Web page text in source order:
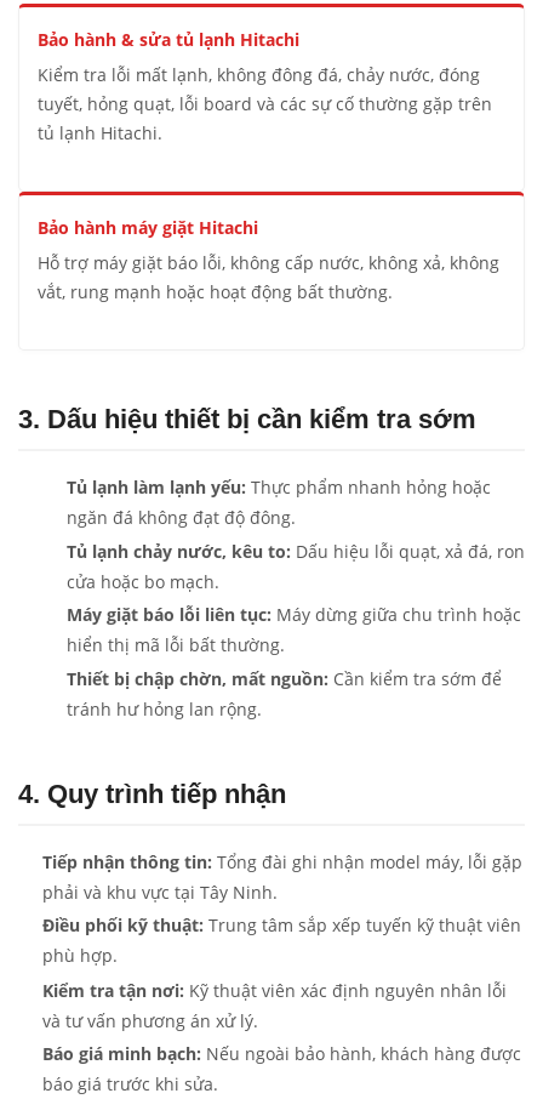
Bảo hành & sửa tủ lạnh Hitachi
Kiểm tra lỗi mất lạnh, không đông đá, chảy nước, đóng
tuyết, hỏng quạt, lỗi board và các sự cố thường gặp trên
tủ lạnh Hitachi.
Bảo hành máy giặt Hitachi
Hỗ trợ máy giặt báo lỗi, không cấp nước, không xả, không
vắt, rung mạnh hoặc hoạt động bất thường.
3. Dấu hiệu thiết bị cần kiểm tra sớm
Tủ lạnh làm lạnh yếu: Thực phẩm nhanh hỏng hoặc
ngăn đá không đạt độ đông.
Tủ lạnh chảy nước, kêu to: Dấu hiệu lỗi quạt, xả đá, ron
cửa hoặc bo mạch.
Máy giặt báo lỗi liên tục: Máy dừng giữa chu trình hoặc
hiển thị mã lỗi bất thường.
Thiết bị chập chờn, mất nguồn: Cần kiểm tra sớm để
tránh hư hỏng lan rộng.
4. Quy trình tiếp nhận
Tiếp nhận thông tin: Tổng đài ghi nhận model máy, lỗi gặp
phải và khu vực tại Tây Ninh.
Điều phối kỹ thuật: Trung tâm sắp xếp tuyến kỹ thuật viên
phù hợp.
Kiểm tra tận nơi: Kỹ thuật viên xác định nguyên nhân lỗi
và tư vấn phương án xử lý.
Báo giá minh bạch: Nếu ngoài bảo hành, khách hàng được
báo giá trước khi sửa.